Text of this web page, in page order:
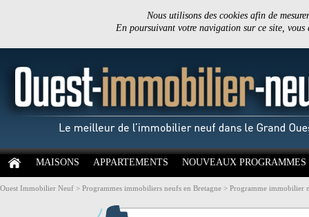
Nous utilisons des cookies afin de
En poursuivant votre navigation sur ce site,
MAISONS APPARTEMENTS NOUVEAUX PROGRAMMES
Ouest Immobilier Neuf > Programmes immobiliers neufs en Bretagne > Programme immobilier